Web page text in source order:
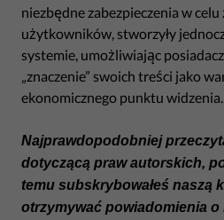
niezbędne zabezpieczenia w
użytkowników, stworzyły
systemie, umożliwiając
„znaczenie” swoich treści jako
ekonomicznego punktu widzenia.
Najprawdopodobniej
dotyczącą praw autorskich,
temu subskrybowałeś naszą
otrzymywać powiadomienia